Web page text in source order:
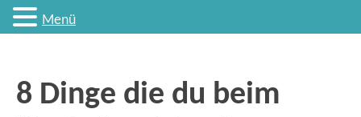
8 Dinge die du beim
Menü